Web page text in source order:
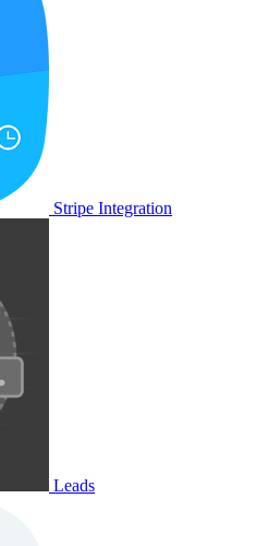
Stripe Integration
Leads